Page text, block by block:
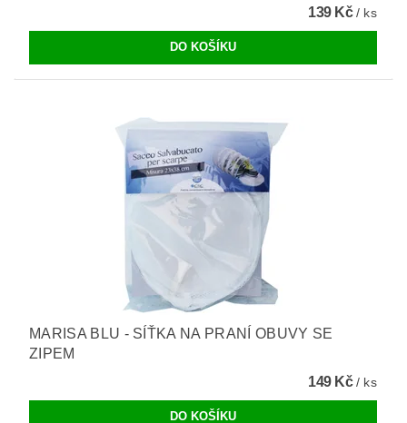
139 Kč/ ks
MARISA BLU - SÍŤKA NA PRANÍ OBUVY SE
ZIPEM
149 Kč/ ks